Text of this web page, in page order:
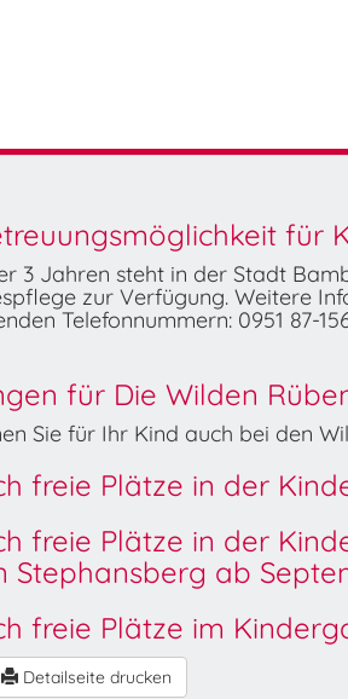
für
3 Jahren steht in der Stadt
zur Verfügung. Weitere
Telefonnummern: 0951 87-
für Die Wilden
Sie für Ihr Kind auch bei den
freie Plätze in der
freie Plätze in der
Stephansberg ab
freie Plätze im
Detailseite drucken